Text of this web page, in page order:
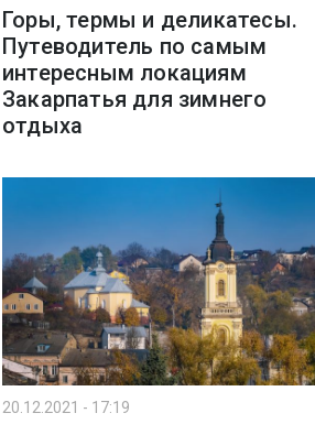
Горы, термы и деликатесы.
Путеводитель по самым
интересным локациям
Закарпатья для зимнего
отдыха
20.12.2021 - 17:19